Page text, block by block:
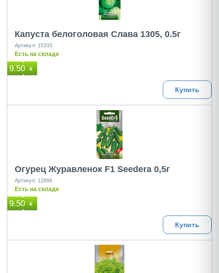
Капуста белоголовая Слава 1305, 0.5г
Артикул: 15333
Есть на складе
9.50 ₴
Купить
Огурец Журавленок F1 Seedera 0,5г
Артикул: 12866
Есть на складе
9.50 ₴
Купить